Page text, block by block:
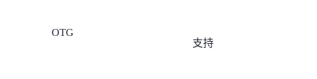
OTG
支持